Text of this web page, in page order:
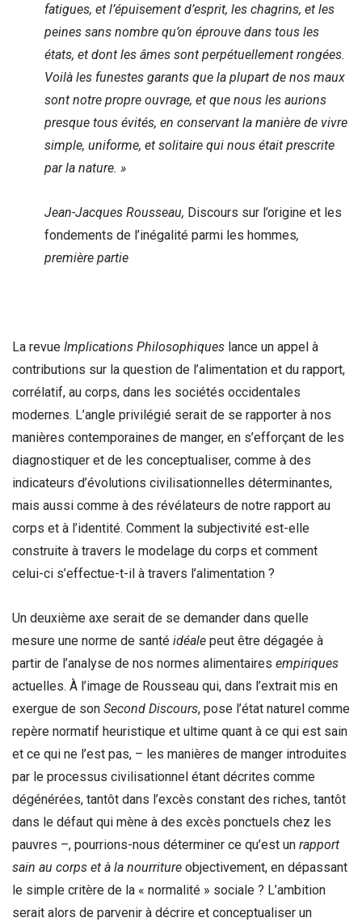
fatigues, et l’épuisement d’esprit, les chagrins, et les
peines sans nombre qu’on éprouve dans tous les
états, et dont les âmes sont perpétuellement rongées.
Voilà les funestes garants que la plupart de nos maux
sont notre propre ouvrage, et que nous les aurions
presque tous évités, en conservant la manière de vivre
simple, uniforme, et solitaire qui nous était prescrite
par la nature. »
Jean-Jacques Rousseau, Discours sur l’origine et les
fondements de l’inégalité parmi les hommes,
première partie
La revue Implications Philosophiques lance un appel à
contributions sur la question de l’alimentation et du rapport,
corrélatif, au corps, dans les sociétés occidentales
modernes. L’angle privilégié serait de se rapporter à nos
manières contemporaines de manger, en s’efforçant de les
diagnostiquer et de les conceptualiser, comme à des
indicateurs d’évolutions civilisationnelles déterminantes,
mais aussi comme à des révélateurs de notre rapport au
corps et à l’identité. Comment la subjectivité est-elle
construite à travers le modelage du corps et comment
celui-ci s’effectue-t-il à travers l’alimentation ?
Un deuxième axe serait de se demander dans quelle
mesure une norme de santé idéale peut être dégagée à
partir de l’analyse de nos normes alimentaires empiriques
actuelles. À l’image de Rousseau qui, dans l’extrait mis en
exergue de son Second Discours, pose l’état naturel comme
repère normatif heuristique et ultime quant à ce qui est sain
et ce qui ne l’est pas, – les manières de manger introduites
par le processus civilisationnel étant décrites comme
dégénérées, tantôt dans l’excès constant des riches, tantôt
dans le défaut qui mène à des excès ponctuels chez les
pauvres –, pourrions-nous déterminer ce qu’est un rapport
sain au corps et à la nourriture objectivement, en dépassant
le simple critère de la « normalité » sociale ? L’ambition
serait alors de parvenir à décrire et conceptualiser un